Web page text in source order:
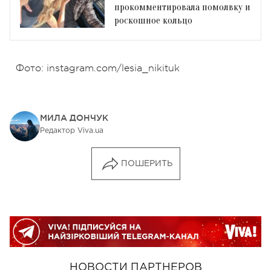
прокомментировала помолвку и
роскошное кольцо
Фото: instagram.com/lesia_nikituk
МИЛА ДОНЧУК
Редактор Viva.ua
ПОШЕРИТЬ
НОВОСТИ ПАРТНЕРОВ